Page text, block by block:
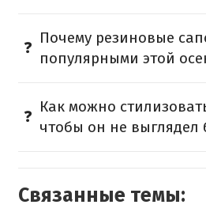
Почему резиновые
популярными этой
Как можно
чтобы он не выглядел
Связанные темы: